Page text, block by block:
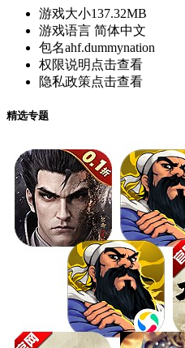
游戏大小137.32MB
游戏语言 简体中文
包名ahf.dummynation
权限说明 点击查看
隐私政策点击查看
精选专题